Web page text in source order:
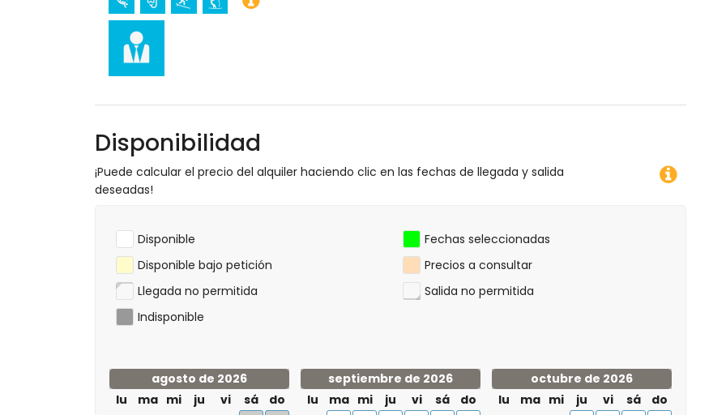
museo e iglesia (a menos de 25 kilómetros del alojamiento)
Deportes
tenis, ciclismo de montaña, ciclismo, piragüismo, buceo, snorkel, surf y windsurf (a menos de 1000
metros del apartamento)
Disponibilidad
¡Puede calcular el precio del alquiler haciendo clic en las fechas de llegada y salida
deseadas!
Disponible
Fechas seleccionadas
Disponible bajo petición
Precios a consultar
Llegada no permitida
Salida no permitida
Indisponible
agosto de 2026
lu
ma mi ju vi sá do
septiembre de 2026
lu
ma mi ju vi sá do
octubre de 2026
lu
ma mi ju vi sá do